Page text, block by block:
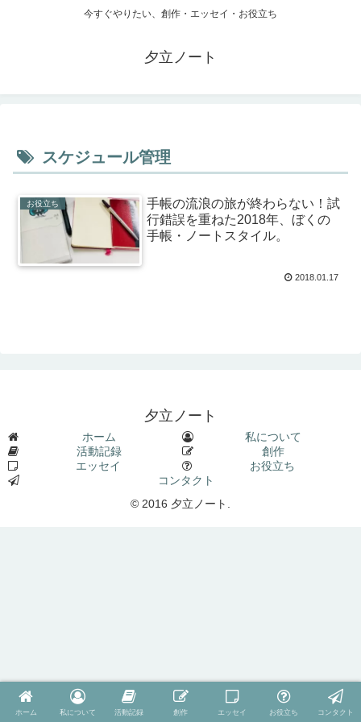
今すぐやりたい、創作・エッセイ・お役立ち
夕立ノート
スケジュール管理
お役立ち
手帳の流浪の旅が終わらない！試
行錯誤を重ねた2018年、ぼくの
手帳・ノートスタイル。
2018.01.17
夕立ノート
ホーム
私について
活動記録
創作
エッセイ
お役立ち
コンタクト
© 2016 夕立ノート.
ホーム 私について 活動記録 創作 エッセイ お役立ち コンタクト